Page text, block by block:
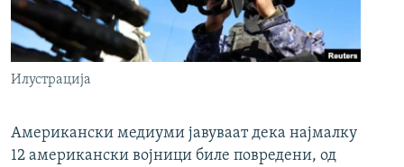
Илустрација
Американски медиуми јавуваат дека најмалку
12 американски војници биле повредени, од